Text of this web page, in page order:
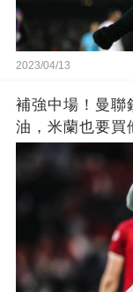
2023/04/13
補強中場！曼聯
油，米蘭也要買